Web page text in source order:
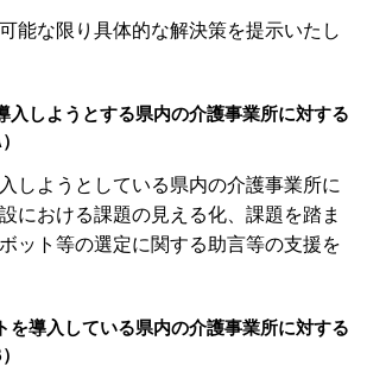
能な限り具体的な解決策を提示いたし
入しようとする県内の介護事業所に対する
しようとしている県内の介護事業所に
における課題の見える化、課題を踏ま
ット等の選定に関する助言等の支援を
を導入している県内の介護事業所に対する